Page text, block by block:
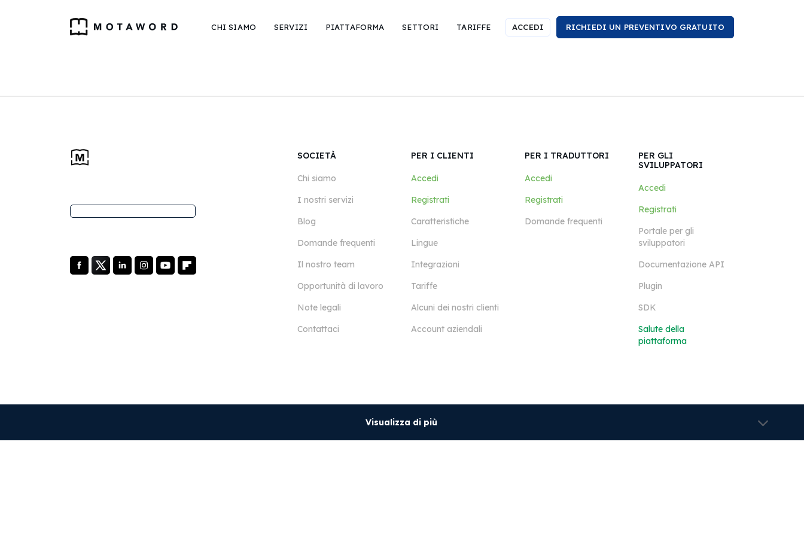
CHI SIAMO SERVIZI PIATTAFORMA SETTORI TARIFFE ACCEDI RICHIEDI UN PREVENTIVO GRATUITO
SOCIETÀ
Chi siamo
I nostri servizi
Blog
Domande frequenti
Il nostro team
Opportunità di lavoro
Note legali
Contattaci
PER I CLIENTI
Accedi
Registrati
Caratteristiche
Lingue
Integrazioni
Tariffe
Alcuni dei nostri clienti
Account aziendali
PER I TRADUTTORI
Accedi
Registrati
Domande frequenti
PER GLI
SVILUPPATORI
Accedi
Registrati
Portale per gli
sviluppatori
Documentazione API
Plugin
SDK
Salute della
piattaforma
Visualizza di più